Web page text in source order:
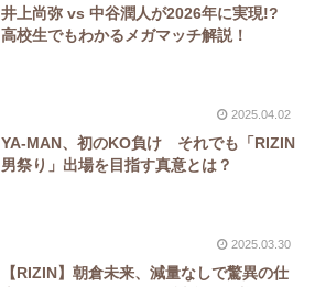
井上尚弥 vs 中谷潤人が2026年に実現!?
高校生でもわかるメガマッチ解説！
2025.04.02
YA-MAN、初のKO負け それでも「RIZIN
男祭り」出場を目指す真意とは？
2025.03.30
【RIZIN】朝倉未来、減量なしで驚異の仕